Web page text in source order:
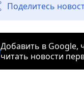
Поделитесь
Добавить в Google,
читать новости